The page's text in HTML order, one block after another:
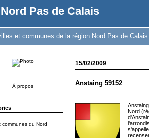
Pas de Calais
et communes de la région Nord Pas de Calais
À propos
communes du Nord
15/02/2009
Anstaing 59152
Nord